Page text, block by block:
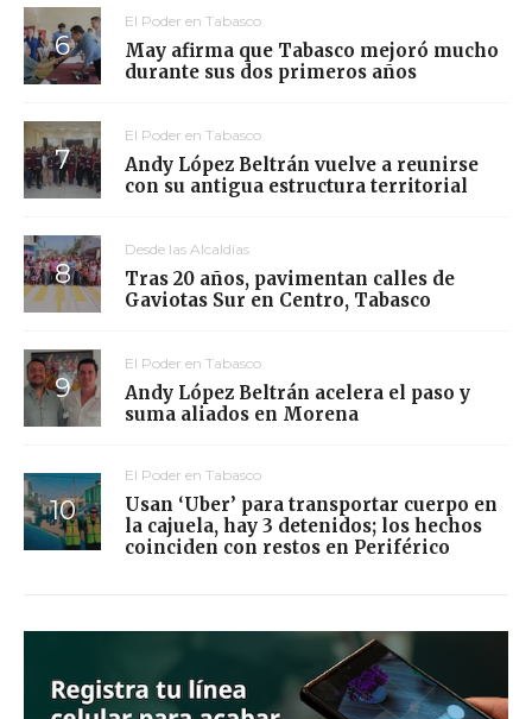
El Poder en Tabasco
May afirma que Tabasco mejoró mucho
durante sus dos primeros años
El Poder en Tabasco
Andy López Beltrán vuelve a reunirse
con su antigua estructura territorial
Desde las Alcaldías
Tras 20 años, pavimentan calles de
Gaviotas Sur en Centro, Tabasco
El Poder en Tabasco
Andy López Beltrán acelera el paso y
suma aliados en Morena
El Poder en Tabasco
Usan ‘Uber’ para transportar cuerpo en
la cajuela, hay 3 detenidos; los hechos
coinciden con restos en Periférico